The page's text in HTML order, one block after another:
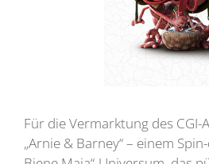
Für die Vermarktung des
„Arnie & Barney“ – einem